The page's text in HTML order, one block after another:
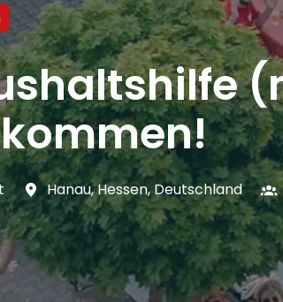
Hanau,Hessen, Deutschland